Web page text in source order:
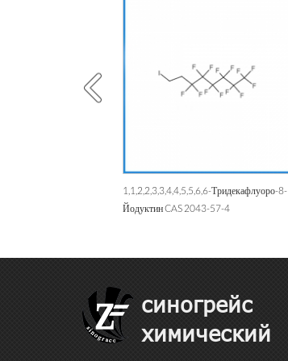
1,1,2,2,3,3,4,4,5,5,6,6-Тридекафлуоро-8-
Йодуктин CAS 2043-57-4
синогрейс
химический